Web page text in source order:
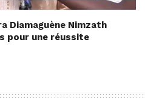
Diamaguène Nimzath
pour une réussite